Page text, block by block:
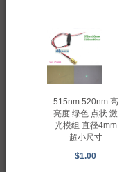
515nm 520nm 高
亮度 绿色 点状 激
光模组 直径4mm
超小尺寸
$1.00